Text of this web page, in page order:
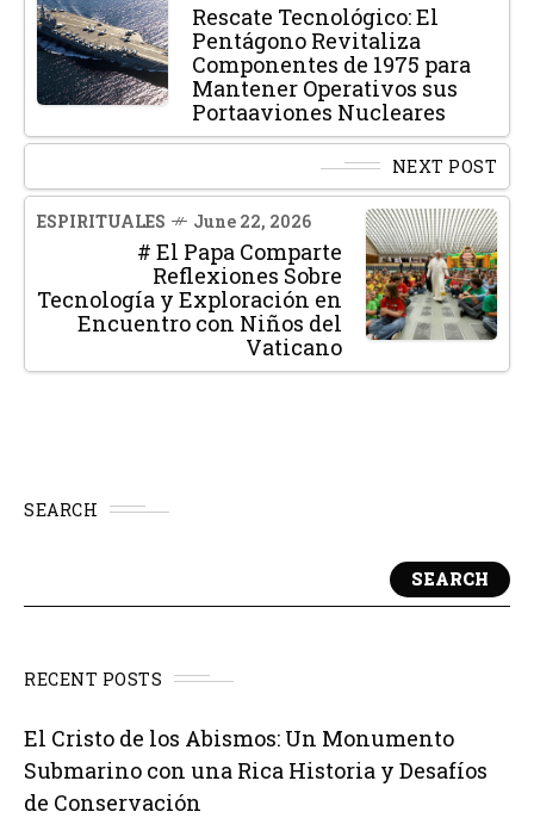
Rescate Tecnológico: El
Pentágono Revitaliza
Componentes de 1975 para
Mantener Operativos sus
Portaaviones Nucleares
NEXT POST
ESPIRITUALES June 22, 2026
# El Papa Comparte
Reflexiones Sobre
Tecnología y Exploración en
Encuentro con Niños del
Vaticano
SEARCH
SEARCH
RECENT POSTS
El Cristo de los Abismos: Un Monumento
Submarino con una Rica Historia y Desafíos
de Conservación